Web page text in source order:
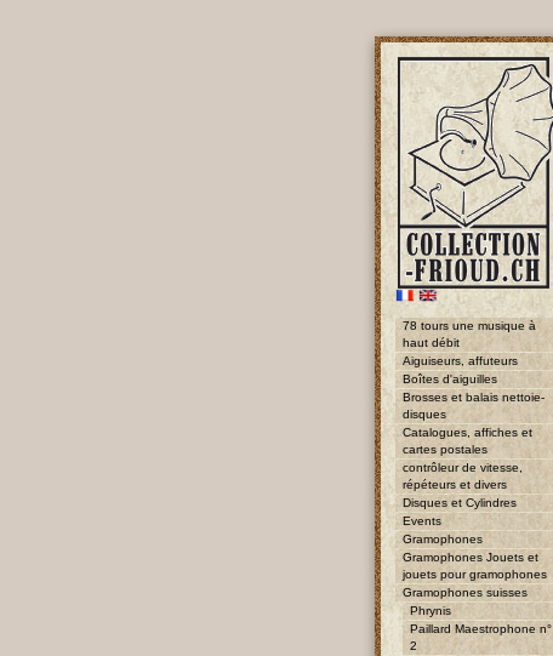
78 tours une musique à
haut débit
Aiguiseurs, affuteurs
Boîtes d'aiguilles
Brosses et balais nettoie-
disques
Catalogues, affiches et
cartes postales
contrôleur de vitesse,
répéteurs et divers
Disques et Cylindres
Events
Gramophones
Gramophones Jouets et
jouets pour gramophones
Gramophones suisses
Phrynis
Paillard Maestrophone n°
2